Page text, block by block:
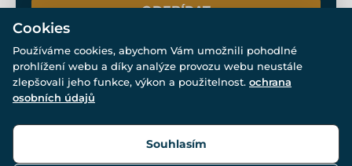
ODEBÍRAT
© Všechna práva vyhrazena. www.drakkaria.cz 2007-2026.
Cookies
Používáme cookies, abychom Vám umožnili pohodlné
prohlížení webu a díky analýze provozu webu neustále
zlepšovali jeho funkce, výkon a použitelnost. ochrana
osobních údajů
Souhlasím